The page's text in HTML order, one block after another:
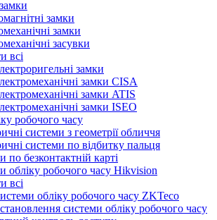
замки
замки
засувки
всі
замки
замки CISA
замки ATIS
замки ISEO
робочого часу
системи з геометрії обличчя
системи по відбитку пальця
по безконтактній карті
обліку робочого часу Hikvision
всі
обліку робочого часу ZKTeco
системи обліку робочого часу